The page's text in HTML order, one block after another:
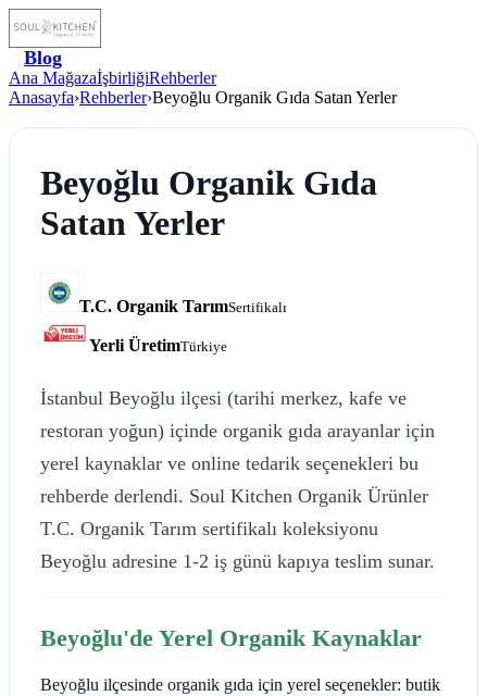
Blog
Ana MağazaİşbirliğiRehberler
Anasayfa›Rehberler›Beyoğlu Organik Gıda Satan Yerler
Beyoğlu Organik Gıda
Satan Yerler
T.C. Organik TarımSertifikalı
Yerli ÜretimTürkiye
İstanbul Beyoğlu ilçesi (tarihi merkez, kafe ve
restoran yoğun) içinde organik gıda arayanlar için
yerel kaynaklar ve online tedarik seçenekleri bu
rehberde derlendi. Soul Kitchen Organik Ürünler
T.C. Organik Tarım sertifikalı koleksiyonu
Beyoğlu adresine 1-2 iş günü kapıya teslim sunar.
Beyoğlu'de Yerel Organik Kaynaklar
Beyoğlu ilçesinde organik gıda için yerel seçenekler: butik